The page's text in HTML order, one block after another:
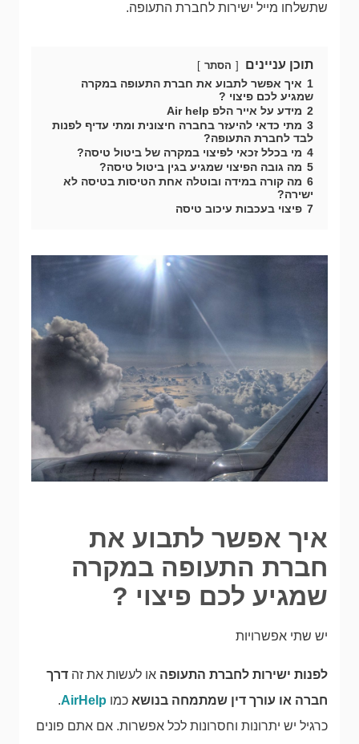
שתשלחו מייל ישירות לחברת התעופה.
תוכן עניינים הסתר
1 איך אפשר לתבוע את חברת התעופה במקרה
שמגיע לכם פיצוי ?
2 מידע על אייר הלפ Air help
3 מתי כדאי להיעזר בחברה חיצונית ומתי עדיף לפנות
לבד לחברת התעופה?
4 מי בכלל זכאי לפיצוי במקרה של ביטול טיסה?
5 מה גובה הפיצוי שמגיע בגין ביטול טיסה?
6 מה קורה במידה ובוטלה אחת הטיסות בטיסה לא
ישירה?
7 פיצוי בעכבות עיכוב טיסה
איך אפשר לתבוע את
חברת התעופה במקרה
שמגיע לכם פיצוי ?
יש שתי אפשרויות
לפנות ישירות לחברת התעופה או לעשות את זה דרך
חברה או עורך דין שמתמחה בנושא כמו AirHelp
.
כרגיל יש יתרונות וחסרונות לכל אפשרות. אם אתם פונים